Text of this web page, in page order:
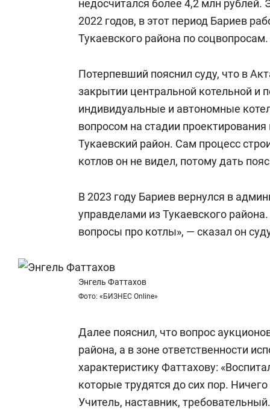
недосчитался более 4,2 млн рублей.
2022 годов, в этот период Бариев
Тукаевского района по соцвопросам.
Потерпевший пояснил суду, что в
закрытии центральной котельной и
индивидуальные и автономные
вопросом на стадии проектирования
Тукаевский район. Сам процесс
котлов он не видел, потому дать
В 2023 году Бариев вернулся в
управделами из Тукаевского
вопросы про котлы», — сказал он
Энгель Фаттахов
Фото: «БИЗНЕС Online»
Далее пояснил, что вопрос
района, а в зоне ответственности
характеристику Фаттахову:
которые трудятся до сих пор.
Учитель, наставник,